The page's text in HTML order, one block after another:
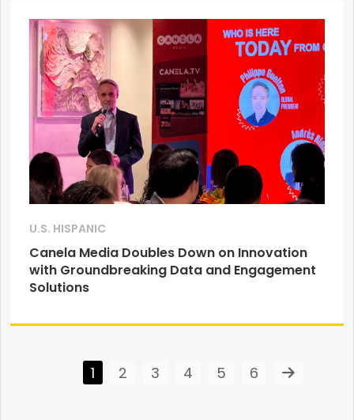
U.S. HISPANIC
Canela Media Doubles Down on Innovation
with Groundbreaking Data and Engagement
Solutions
1 2 3 4 5 6